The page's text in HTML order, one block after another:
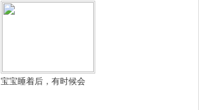
宝宝睡着后，有时候会